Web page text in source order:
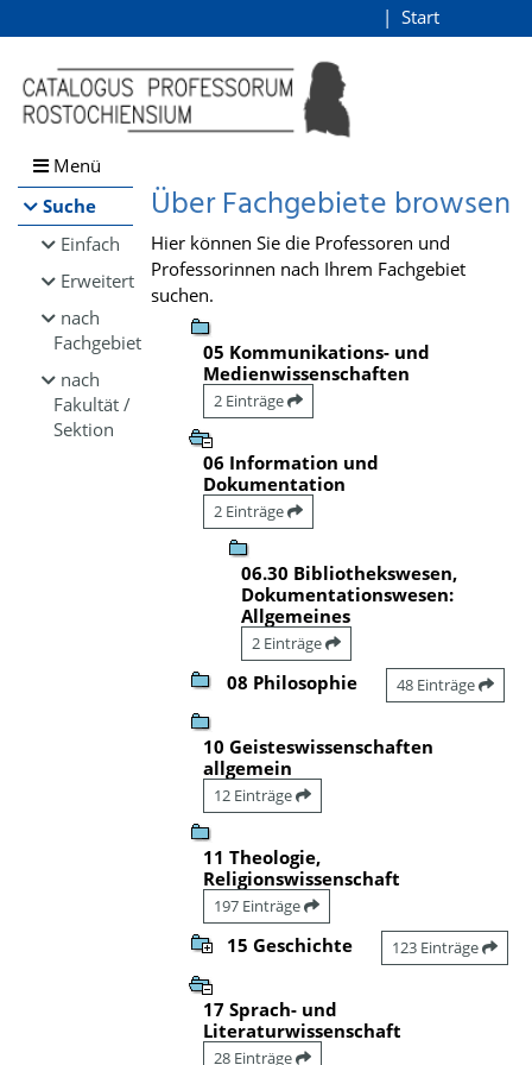
Browsen
direkt zum Inhalt
Start
Menü
Suche
Einfach
Erweitert
nach
Fachgebiet
nach
Fakultät /
Sektion
Über Fachgebiete browsen
Hier können Sie die Professoren und
Professorinnen nach Ihrem Fachgebiet
suchen.
05 Kommunikations- und
Medienwissenschaften
2 Einträge
06 Information und
Dokumentation
2 Einträge
06.30 Bibliothekswesen,
Dokumentationswesen:
Allgemeines
2 Einträge
08 Philosophie 48 Einträge
10 Geisteswissenschaften
allgemein
12 Einträge
11 Theologie,
Religionswissenschaft
197 Einträge
15 Geschichte 123 Einträge
17 Sprach- und
Literaturwissenschaft
28 Einträge